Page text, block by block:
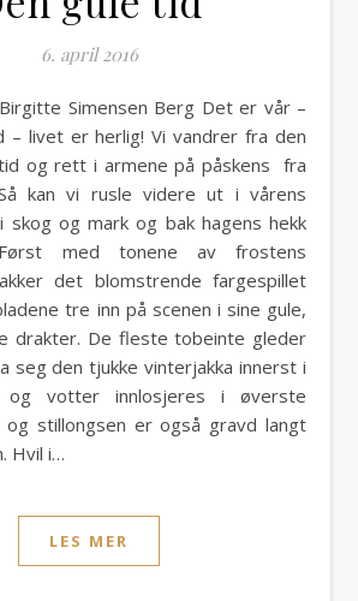
6. april 2016
– livet er herlig! Vi vandrer fra den
og rett i armene på påskens fra
kan vi rusle videre ut i vårens
og mark og bak hagens hekk
med tonene av frostens
det blomstrende fargespillet
tre inn på scenen i sine gule,
drakter. De fleste tobeinte gleder
seg den tjukke vinterjakka innerst i
og votter innlosjeres i øverste
og stillongsen er også gravd langt
Hvil i…
LES MER